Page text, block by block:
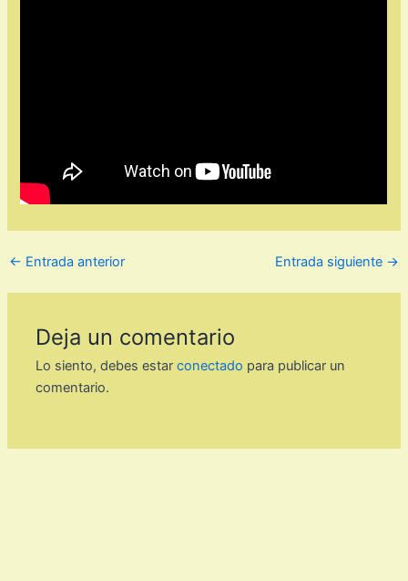
← Entrada anterior Entrada siguiente →
Deja un comentario
Lo siento, debes estarconectado para publicar un
comentario.